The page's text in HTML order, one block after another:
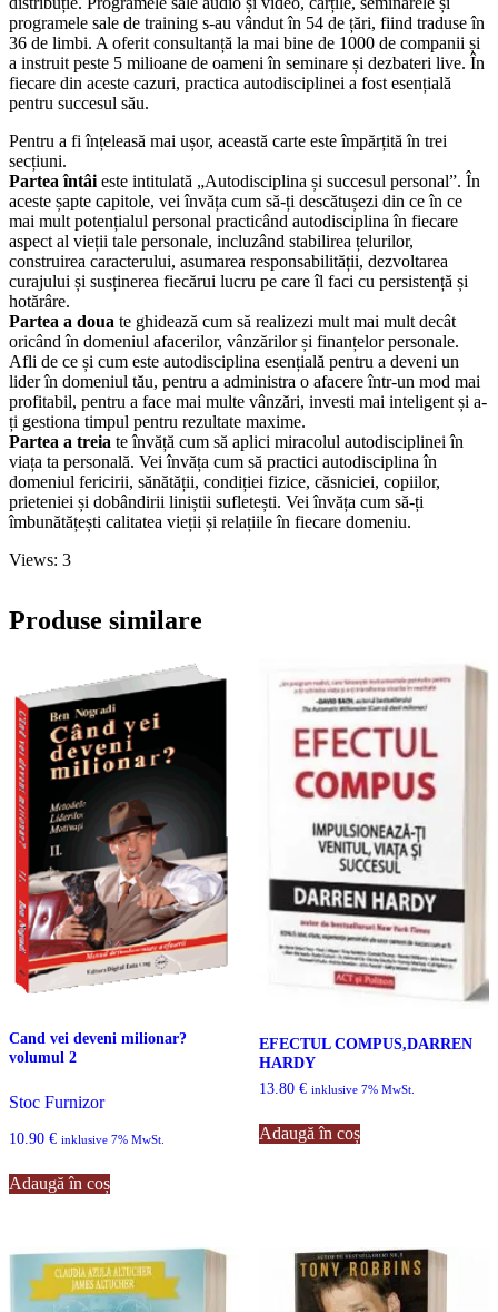
programele sale de training s-au vândut în 54 de țări, fiind traduse în
36 de limbi. A oferit consultanță la mai bine de 1000 de companii și
a instruit peste 5 milioane de oameni în seminare și dezbateri live. În
fiecare din aceste cazuri, practica autodisciplinei a fost esențială
pentru succesul său.
Pentru a fi înțeleasă mai ușor, această carte este împărțită în trei
secțiuni.
Partea întâi este intitulată „Autodisciplina și succesul personal”. În
aceste șapte capitole, vei învăța cum să-ți descătușezi din ce în ce
mai mult potențialul personal practicând autodisciplina în fiecare
aspect al vieții tale personale, incluzând stabilirea țelurilor,
construirea caracterului, asumarea responsabilității, dezvoltarea
curajului și susținerea fiecărui lucru pe care îl faci cu persistență și
hotărâre.
Partea a doua te ghidează cum să realizezi mult mai mult decât
oricând în domeniul afacerilor, vânzărilor și finanțelor personale.
Afli de ce și cum este autodisciplina esențială pentru a deveni un
lider în domeniul tău, pentru a administra o afacere într-un mod mai
profitabil, pentru a face mai multe vânzări, investi mai inteligent și a-
ți gestiona timpul pentru rezultate maxime.
Partea a treia te învăță cum să aplici miracolul autodisciplinei în
viața ta personală. Vei învăța cum să practici autodisciplina în
domeniul fericirii, sănătății, condiției fizice, căsniciei, copiilor,
prieteniei și dobândirii liniștii sufletești. Vei învăța cum să-ți
îmbunătățești calitatea vieții și relațiile în fiecare domeniu.
Views: 3
Produse similare
Cand vei deveni milionar?
volumul 2
Stoc Furnizor
10.90 € inklusive 7% MwSt.
Adaugă în coș
EFECTUL COMPUS,DARREN
HARDY
13.80 € inklusive 7% MwSt.
Adaugă în coș